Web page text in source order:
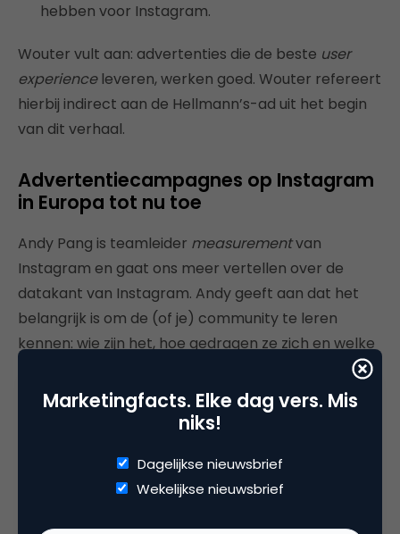
hebben voor Instagram.
Wouter vult aan: advertenties die de beste user
experienceleveren, werken goed. Wouter refereert
hierbij indirect aan de Hellmann’s-ad uit het begin
van dit verhaal.
Advertentiecampagnes op Instagram
in Europa tot nu toe
Andy Pang is teamleider measurementvan
Instagram en gaat ons meer vertellen over de
datakant van Instagram. Andy geeft aan dat het
belangrijk is om de (of je) community te leren
kennen: wie zijn het, hoe gedragen ze zich en welke
specificaties van (succesvolle) Instagram-uitingen
van merken, maar bij alle succesvolle uitingen zijn
zelf). Onderzoek heeft uitgewezen dat er drie
belangrijke items zijn in Instagram-campagnes:
Marketingfacts. Elke dag vers. Mis
niks!
Dagelijkse nieuwsbrief
Wekelijkse nieuwsbrief